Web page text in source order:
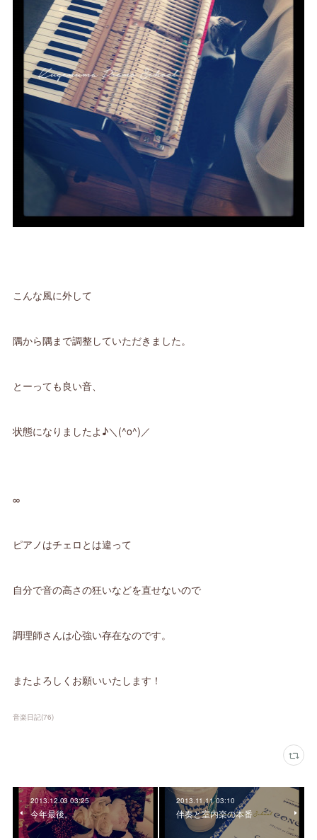
こんな風に外して
隅から隅まで調整していただきました。
とーっても良い音、
状態になりましたよ♪＼(^o^)／
∞
ピアノはチェロとは違って
自分で音の高さの狂いなどを直せないので
調理師さんは心強い存在なのです。
またよろしくお願いいたします！
音楽日記(76)
2013.12.03 03:25
今年最後。
2013.11.11 03:10
伴奏と室内楽の本番